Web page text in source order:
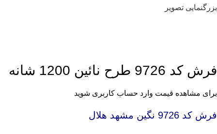
بزرگنمایی تصویر
فرش کد 9726 طرح نائین 1200 شانه
برای مشاهده قیمت وارد حساب کاربری شوید
فرش کد 9726 نگین مشهد هلال